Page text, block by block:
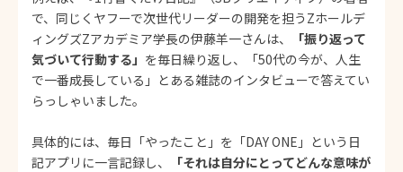
で、同じくヤフーで次世代リーダーの開発を担うZホールデ
ィングズZアカデミア学長の伊藤羊一さんは、
「振り返って
気づいて行動する」 を毎日繰り返し、「50代の今が、人生
で一番成長している」とある雑誌のインタビューで答えてい
らっしゃいました。
具体的には、毎日「やったこと」を「DAY ONE」という日
記アプリに一言記録し、
「それは自分にとってどんな意味が